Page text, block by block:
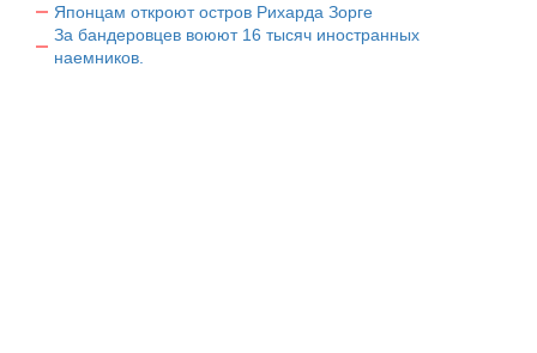
Японцам откроют остров Рихарда Зорге
За бандеровцев воюют 16 тысяч иностранных
наемников.